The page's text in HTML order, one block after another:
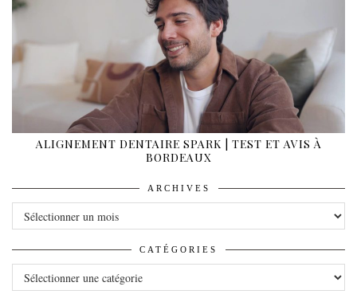
ALIGNEMENT DENTAIRE SPARK | TEST ET AVIS À
BORDEAUX
ARCHIVES
ARCHIVES
CATÉGORIES
CATÉGORIES